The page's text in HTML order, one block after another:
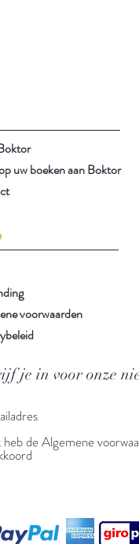
uw boeken aan Boktor
voorwaarden
je in voor onze
heb de Algemene